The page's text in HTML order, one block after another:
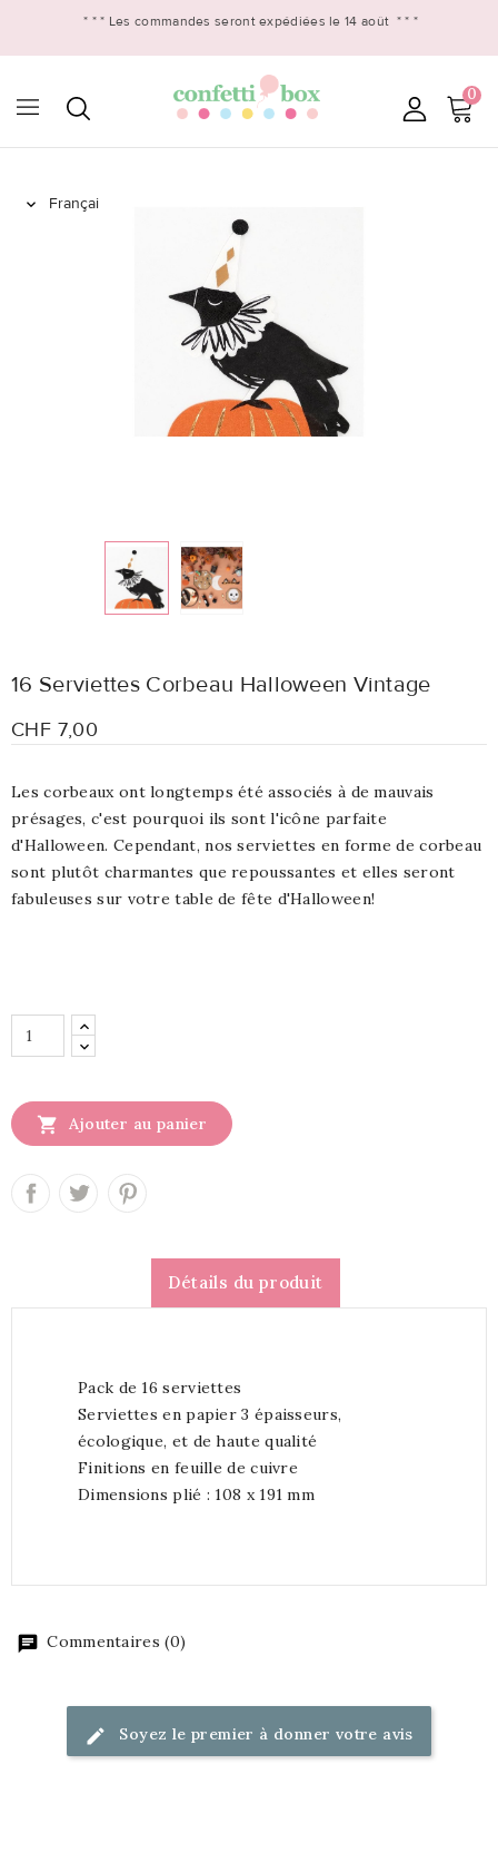
* * * Les commandes seront expédiées le 14 août * * *
0

16 Serviettes Corbeau Halloween Vintage
CHF 7,00
Les corbeaux ont longtemps été associés à de mauvais
présages, c'est pourquoi ils sont l'icône parfaite
d'Halloween. Cependant, nos serviettes en forme de corbeau
sont plutôt charmantes que repoussantes et elles seront
fabuleuses sur votre table de fête d'Halloween!
 Ajouter au panier
Détails du produit
Pack de 16 serviettes
Serviettes en papier 3 épaisseurs,
écologique, et de haute qualité
Finitions en feuille de cuivre
Dimensions plié : 108 x 191 mm
Commentaires (0)
Soyez le premier à donner votre avis